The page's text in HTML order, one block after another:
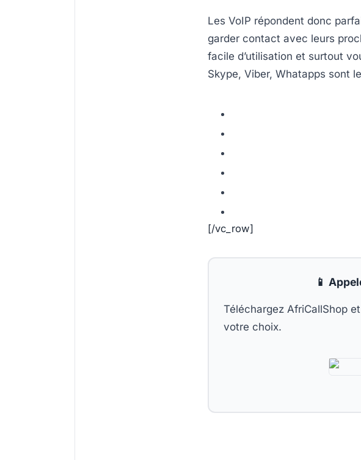
Les VoIP répondent donc
garder contact avec leurs
facile d’utilisation et surtout
Skype, Viber, Whatapps sont
[/vc_row]
📱
Téléchargez AfriCallShop
votre choix.